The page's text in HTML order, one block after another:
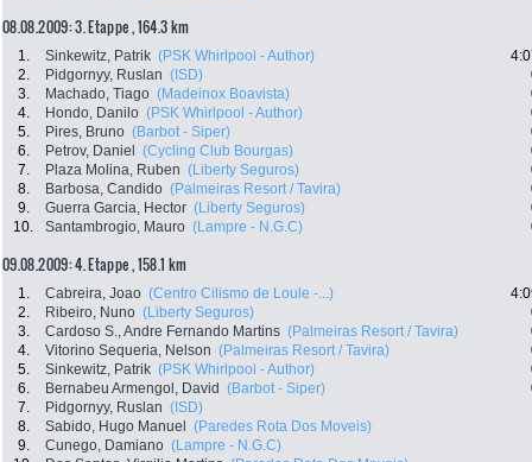
08.08.2009: 3. Etappe , 164.3 km
1. Sinkewitz, Patrik (PSK Whirlpool - Author)
2.
Pidgornyy, Ruslan (ISD)
3.
Machado, Tiago (Madeinox Boavista)
4.
Hondo, Danilo (PSK Whirlpool - Author)
5.
Pires, Bruno (Barbot - Siper)
6.
Petrov, Daniel (Cycling Club Bourgas)
7.
Plaza Molina, Ruben (Liberty Seguros)
8.
Barbosa, Candido (Palmeiras Resort / Tavira)
9.
Guerra Garcia, Hector (Liberty Seguros)
10.
Santambrogio, Mauro (Lampre - N.G.C)
09.08.2009: 4. Etappe , 158.1 km
1. Cabreira, Joao (Centro Cilismo de Loule -...)
2.
Ribeiro, Nuno (Liberty Seguros)
3.
Cardoso S., Andre Fernando Martins (Palmeiras Resort / Tavira)
4.
Vitorino Sequeria, Nelson (Palmeiras Resort / Tavira)
5.
Sinkewitz, Patrik (PSK Whirlpool - Author)
6.
Bernabeu Armengol, David (Barbot - Siper)
7.
Pidgornyy, Ruslan (ISD)
8.
Sabido, Hugo Manuel (Paredes Rota Dos Moveis)
9.
Cunego, Damiano (Lampre - N.G.C)